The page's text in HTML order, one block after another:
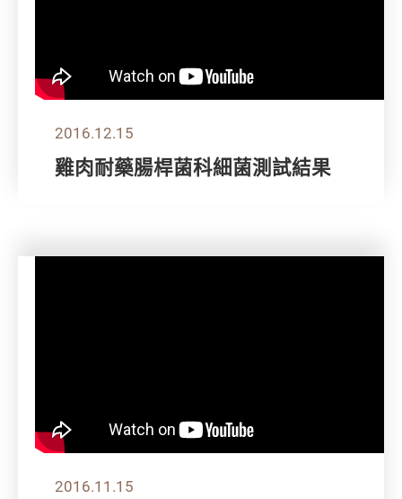
2016.12.15
雞肉耐藥腸桿菌科細菌測試結果
2016.11.15